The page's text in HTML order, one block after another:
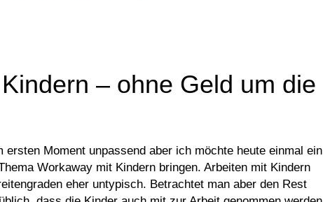
– ohne Geld um die
Moment unpassend aber ich möchte heute einmal ein
Workaway mit Kindern bringen. Arbeiten mit Kindern
eher untypisch. Betrachtet man aber den Rest